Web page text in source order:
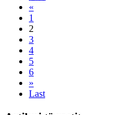
«
1
2
3
4
5
6
»
Last